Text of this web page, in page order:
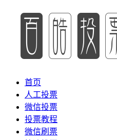
首页
人工投票
微信投票
投票教程
微信刷票